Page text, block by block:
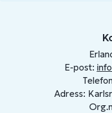
E-post:
Adress: